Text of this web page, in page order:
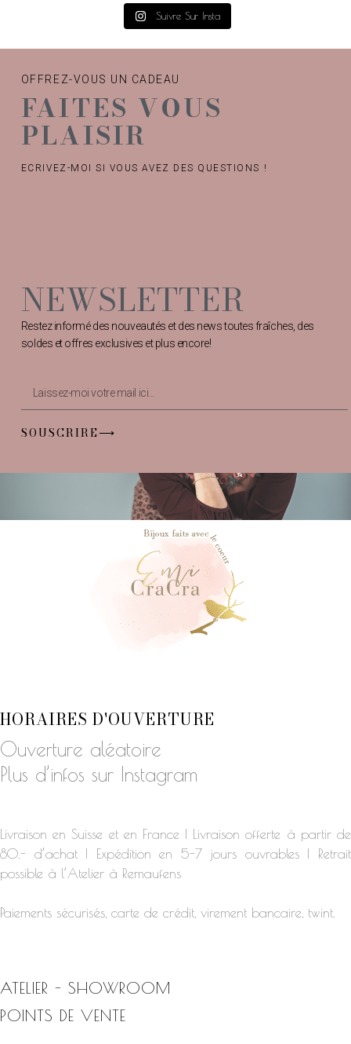
Suivre Sur Insta
OFFREZ-VOUS UN CADEAU
FAITES VOUS
PLAISIR
ECRIVEZ-MOI SI VOUS AVEZ DES QUESTIONS !
NEWSLETTER
Restez informé des nouveautés et des news toutes fraîches, des
soldes et offres exclusives et plus encore!
SOUSCRIRE⟶
HORAIRES D'OUVERTURE
Ouverture aléatoire
Plus d’infos sur Instagram
Livraison en Suisse et en France | Livraison offerte à partir de
80.- d’achat | Expédition en 5-7 jours ouvrables | Retrait
possible à l’Atelier à Remaufens
Paiements sécurisés, carte de crédit, virement bancaire, twint.
ATELIER - SHOWROOM
POINTS DE VENTE